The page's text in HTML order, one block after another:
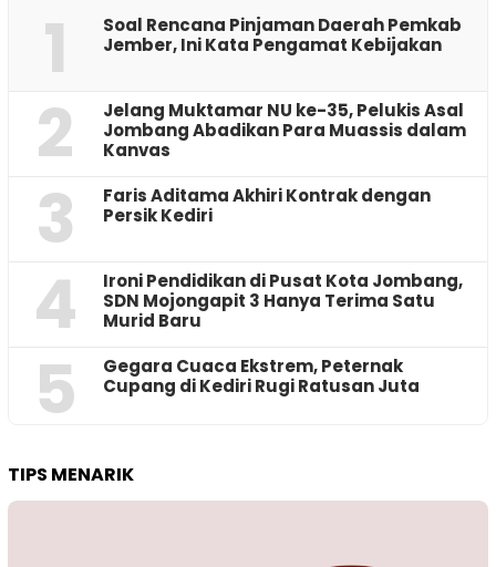
1
‎Soal Rencana Pinjaman Daerah Pemkab
Jember, Ini Kata Pengamat Kebijakan ‎
2
Jelang Muktamar NU ke-35, Pelukis Asal
Jombang Abadikan Para Muassis dalam
Kanvas
3
Faris Aditama Akhiri Kontrak dengan
Persik Kediri
4
Ironi Pendidikan di Pusat Kota Jombang,
SDN Mojongapit 3 Hanya Terima Satu
Murid Baru
5
‎Gegara Cuaca Ekstrem, Peternak
Cupang di Kediri Rugi Ratusan Juta
TIPS MENARIK